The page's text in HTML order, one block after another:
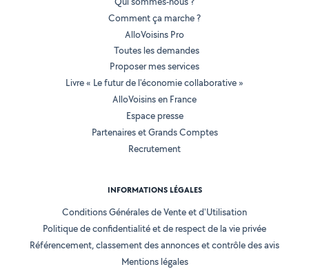
Comment ça marche ?
AlloVoisins Pro
Toutes les demandes
Proposer mes services
Livre « Le futur de l'économie collaborative »
AlloVoisins en France
Espace presse
Partenaires et Grands Comptes
Recrutement
INFORMATIONS LÉGALES
Conditions Générales de Vente et d'Utilisation
Politique de confidentialité et de respect de la vie privée
Référencement, classement des annonces et contrôle des avis
Mentions légales